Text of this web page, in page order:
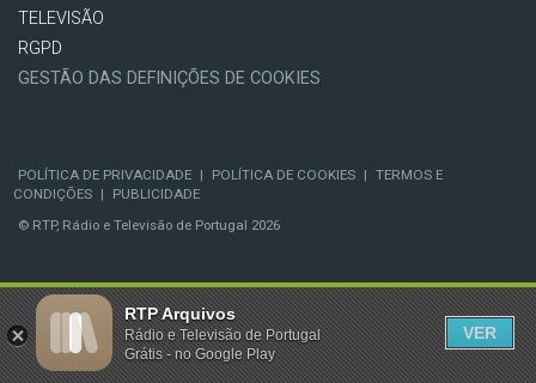
TELEVISÃO
RGPD
GESTÃO DAS DEFINIÇÕES DE COOKIES
POLÍTICA DE PRIVACIDADE | POLÍTICA DE COOKIES | TERMOS E
CONDIÇÕES |
PUBLICIDADE
© RTP, Rádio e Televisão de Portugal 2026
RTP Arquivos
Rádio e Televisão de Portugal
Grátis - no Google Play
VER